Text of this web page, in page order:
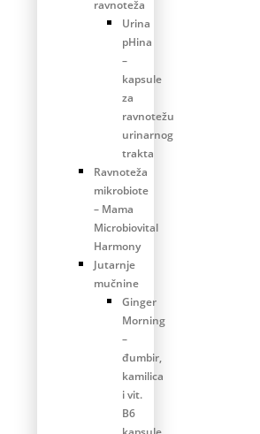
ravnoteža
Urina
pHina
–
kapsule
za
ravnotežu
urinarnog
trakta
Ravnoteža
mikrobiote
– Mama
Microbiovital
Harmony
Jutarnje
mučnine
Ginger
Morning
–
đumbir,
kamilica
i vit.
B6